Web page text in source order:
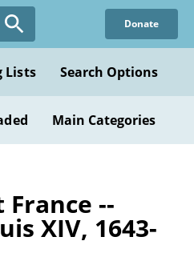
Donate
Lists Search Options
Main Categories
--
XIV, 1643-